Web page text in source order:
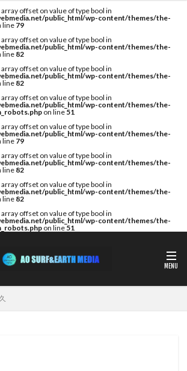
offset on value of type bool in
public_html/wp-content/themes/the-
line 79
offset on value of type bool in
public_html/wp-content/themes/the-
line 82
offset on value of type bool in
public_html/wp-content/themes/the-
line 82
offset on value of type bool in
public_html/wp-content/themes/the-
on line51
offset on value of type bool in
public_html/wp-content/themes/the-
line 79
offset on value of type bool in
public_html/wp-content/themes/the-
line 82
offset on value of type bool in
public_html/wp-content/themes/the-
line 82
offset on value of type bool in
public_html/wp-content/themes/the-
on line51
AIR AIRTIGHT
AQUARIUS
AWING
AXXE
Billabong Bryce Young
Captains Helm
CHABO
Less FIREWIRE
GOTCHA
HOBIE
HURLEY
Indonesia
Championship
Surfing
Java
John John Florence
KILLER SURF 宮崎
Krui Pro